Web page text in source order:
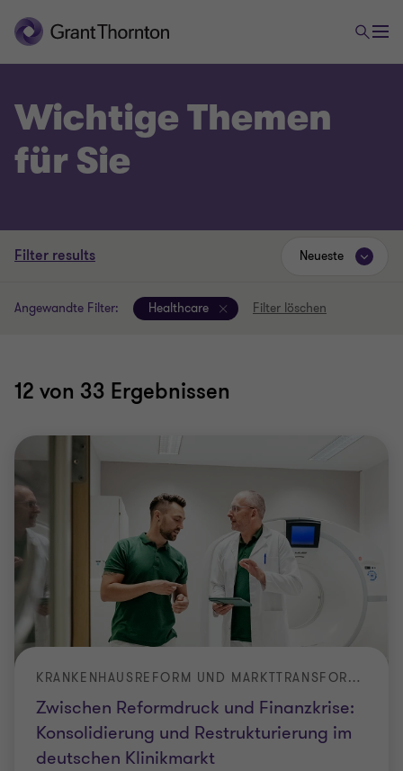
Wichtige Themen
für Sie
Filter results
Angewandte Filter: Healthcare Filter löschen
12 von 33 Ergebnissen
Neueste
Zwischen Reformdruck und Finanzkrise:
Konsolidierung und Restrukturierung im
deutschen Klinikmarkt
KRANKENHAUSREFORM UND MARKTTRANSFORMATION